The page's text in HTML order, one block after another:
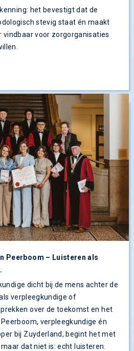
het bevestigt dat de
stevig staat én maakt
vindbaar voor zorgorganisaties
Peerboom – Luisteren als
dicht bij de mens achter de
verpleegkundige of
over de toekomst en het
verpleegkundige én
bij Zuyderland, begint het met
dat niet is: echt luisteren.